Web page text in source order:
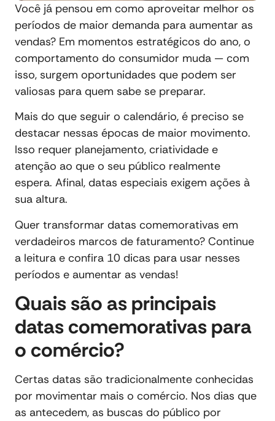
Você já pensou em como aproveitar melhor os
períodos de maior demanda para aumentar as
vendas? Em momentos estratégicos do ano, o
comportamento do consumidor muda — com
isso, surgem oportunidades que podem ser
valiosas para quem sabe se preparar.
Mais do que seguir o calendário, é preciso se
destacar nessas épocas de maior movimento.
Isso requer planejamento, criatividade e
atenção ao que o seu público realmente
espera. Afinal, datas especiais exigem ações à
sua altura.
Quer transformar datas comemorativas em
verdadeiros marcos de faturamento? Continue
a leitura e confira 10 dicas para usar nesses
períodos e aumentar as vendas!
Quais são as principais
datas comemorativas para
o comércio?
Certas datas são tradicionalmente conhecidas
por movimentar mais o comércio. Nos dias que
as antecedem, as buscas do público por